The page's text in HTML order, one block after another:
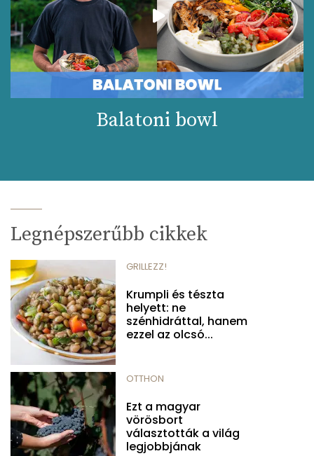
Balatoni bowl
Legnépszerűbb cikkek
GRILLEZZ!
Krumpli és tészta
helyett: ne
szénhidráttal, hanem
ezzel az olcsó...
OTTHON
Ezt a magyar
vörösbort
választották a világ
legjobbjának